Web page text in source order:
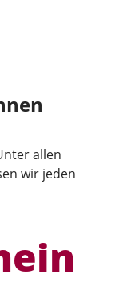
allen
wir jeden